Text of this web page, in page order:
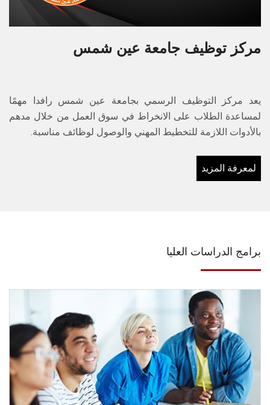
مركز توظيف جامعة عين شمس
يعد مركز التوظيف الرسمي بجامعة عين شمس رافدا مهمًا
لمساعدة الطلاب على الانخراط في سوق العمل من خلال مدهم
بالأدوات اللازمة للتخطيط المهني والوصول لوظائف مناسبة.
لمعرفة المزيد
برامج الدراسات العليا